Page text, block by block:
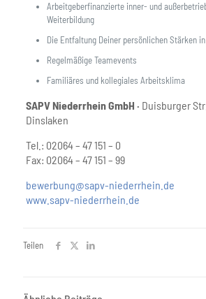
Arbeitgeberfinanzierte inner- und
Weiterbildung
Die Entfaltung Deiner persönlichen Stärken
Regelmäßige Teamevents
Familiäres und kollegiales Arbeitsklima
SAPV Niederrhein GmbH · Duisburger
Dinslaken
Tel.: 02064 – 47 151 – 0
Fax: 02064 – 47 151 – 99
bewerbung@sapv-niederrhein.de
www.sapv-niederrhein.de
Teilen